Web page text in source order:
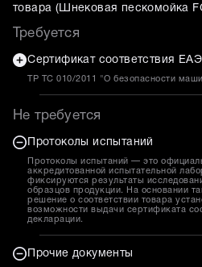
товара (Шнековая пескомойка
Требуется
Сертификат соответствия
ТР ТС 010/2011 "О безопасности
Не требуется
Протоколы испытаний
Протоколы испытаний — это
аккредитованной испытательной
фиксируются результаты
образцов продукции. На основании
решение о соответствии товара
возможности выдачи сертификата
декларации.
Прочие документы